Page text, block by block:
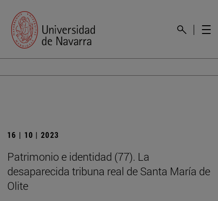
16 | 10 | 2023
Patrimonio e identidad (77). La
desaparecida tribuna real de Santa María de
Olite